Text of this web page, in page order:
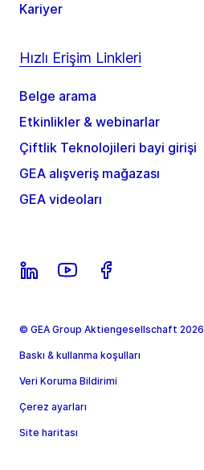
Kariyer
Hızlı Erişim Linkleri
Belge arama
Etkinlikler & webinarlar
Çiftlik Teknolojileri bayi girişi
GEA alışveriş mağazası
GEA videoları
© GEA Group Aktiengesellschaft 2026
Baskı & kullanma koşulları
Veri Koruma Bildirimi
Çerez ayarları
Site haritası